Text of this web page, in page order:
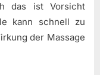
das ist Vorsicht
kann schnell zu
der Massage